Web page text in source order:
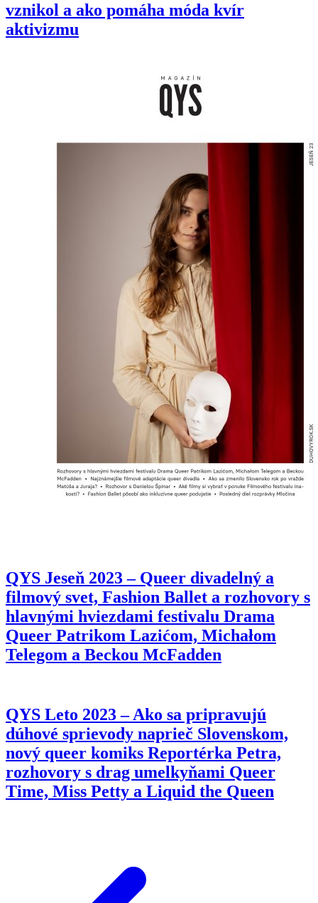
vznikol a ako pomáha móda kvír
aktivizmu
QYS Jeseň 2023 – Queer divadelný a
filmový svet, Fashion Ballet a rozhovory s
hlavnými hviezdami festivalu Drama
Queer Patrikom Lazićom, Michałom
Telegom a Beckou McFadden
QYS Leto 2023 – Ako sa pripravujú
dúhové sprievody naprieč Slovenskom,
nový queer komiks Reportérka Petra,
rozhovory s drag umelkyňami Queer
Time, Miss Petty a Liquid the Queen